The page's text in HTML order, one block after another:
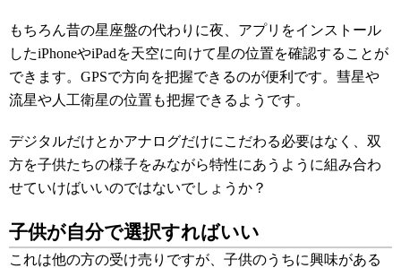
もちろん昔の星座盤の代わりに夜、アプリをインストール
したiPhoneやiPadを天空に向けて星の位置を確認することが
できます。GPSで方向を把握できるのが便利です。彗星や
流星や人工衛星の位置も把握できるようです。
デジタルだけとかアナログだけにこだわる必要はなく、双
方を子供たちの様子をみながら特性にあうように組み合わ
せていけばいいのではないでしょうか？
子供が自分で選択すればいい
これは他の方の受け売りですが、子供のうちに興味がある